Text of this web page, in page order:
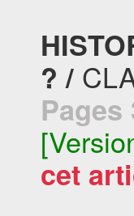
? /
Pages
cet